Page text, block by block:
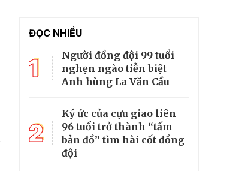
ĐỌC NHIỀU
1
Người đồng đội 99 tuổi
nghẹn ngào tiễn biệt
Anh hùng La Văn Cầu
2
Ký ức của cựu giao liên
96 tuổi trở thành “tấm
bản đồ” tìm hài cốt đồng
đội